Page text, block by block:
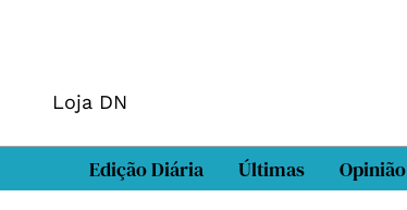
Loja DN
Edição Diária Últimas Opinião